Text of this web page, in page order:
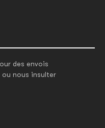
des envois
nous insulter